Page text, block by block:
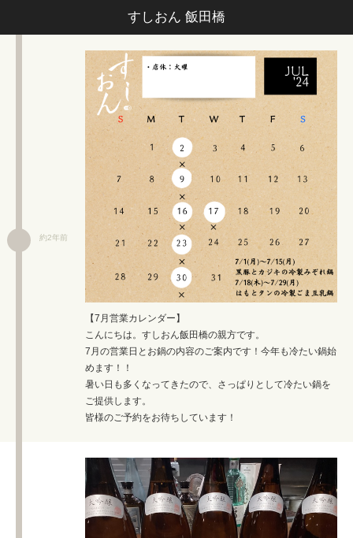
すしおん 飯田橋
約2年前
【7月営業カレンダー】
こんにちは。すしおん飯田橋の親方です。
7月の営業日とお鍋の内容のご案内です！今年も冷たい鍋始
めます！！
暑い日も多くなってきたので、さっぱりとして冷たい鍋を
ご提供します。
皆様のご予約をお待ちしています！